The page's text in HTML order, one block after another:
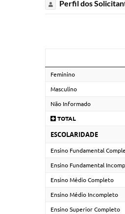
Perfil dos
Feminino
Masculino
Não Informado
TOTAL
ESCOLARIDADE
Ensino Fundamental
Ensino Fundamental
Ensino Médio Completo
Ensino Médio Incompleto
Ensino Superior Completo